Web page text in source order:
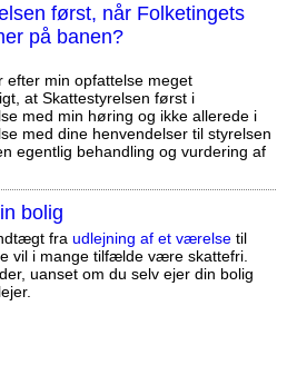
først, når Folketingets
på banen?
efter min opfattelse meget
at Skattestyrelsen først i
med min høring og ikke allerede i
med dine henvendelser til styrelsen
egentlig behandling og vurdering af
bolig
fra udlejning af et værelsetil
vil i mange tilfælde være skattefri.
uanset om du selv ejer din bolig